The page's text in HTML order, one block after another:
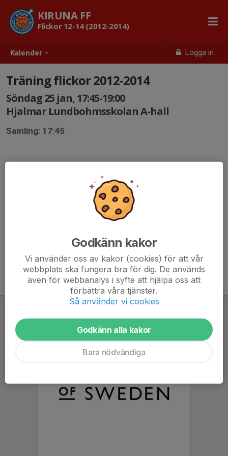
Kalender Logga in
KIRUNA FF
Flickor 12-14 (2012-2014)
Träning flickor 2012-2014
Söndag 25 jan, 17:45-19:00
Hjalmar Lundbohmsskolan A-hall
Samling: 17:45
Godkänn kakor
Vi använder oss av kakor (cookies) för att vår
webbplats ska fungera bra för dig. De används
även för webbanalys i syfte att hjälpa oss att
förbättra våra tjänster.
Så använder vi cookies
Godkänn alla kakor
Bara nödvändiga